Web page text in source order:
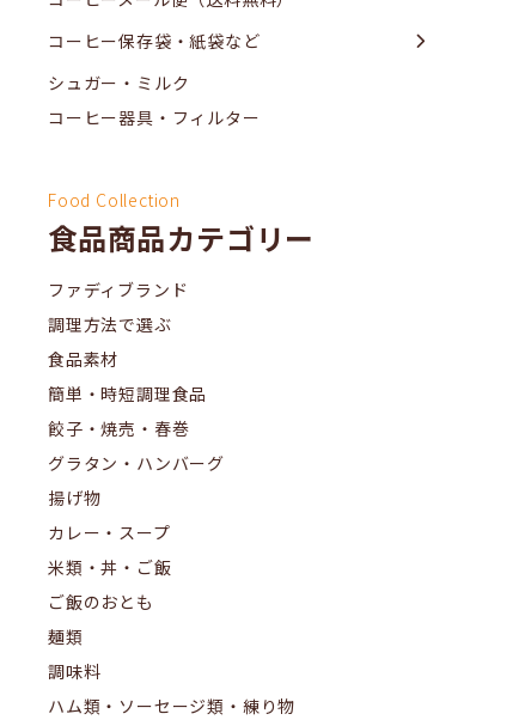
コーヒー保存袋・紙袋など
シュガー・ミルク
コーヒー器具・フィルター
Food Collection
食品商品カテゴリー
ファディブランド
調理方法で選ぶ
食品素材
簡単・時短調理食品
餃子・焼売・春巻
グラタン・ハンバーグ
揚げ物
カレー・スープ
米類・丼・ご飯
ご飯のおとも
麺類
調味料
ハム類・ソーセージ類・練り物